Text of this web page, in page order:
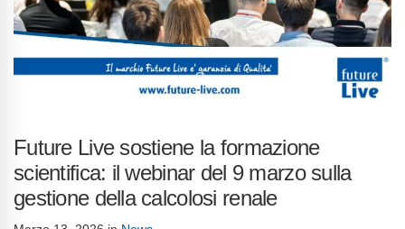
Future Live sostiene la formazione
scientifica: il webinar del 9 marzo sulla
gestione della calcolosi renale